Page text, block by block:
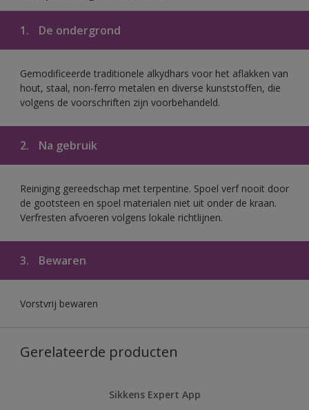
1. De ondergrond
Gemodificeerde traditionele alkydhars voor het aflakken van
hout, staal, non-ferro metalen en diverse kunststoffen, die
volgens de voorschriften zijn voorbehandeld.
2. Na gebruik
Reiniging gereedschap met terpentine. Spoel verf nooit door
de gootsteen en spoel materialen niet uit onder de kraan.
Verfresten afvoeren volgens lokale richtlijnen.
3. Bewaren
Vorstvrij bewaren
Gerelateerde producten
Sikkens Expert App